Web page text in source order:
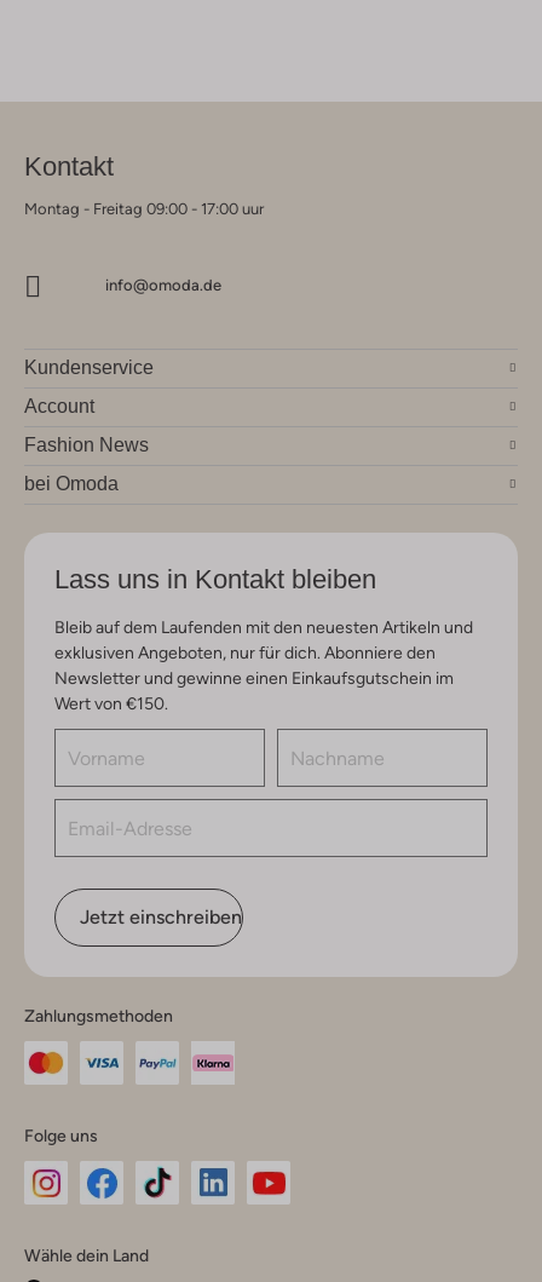
Kontakt
Montag - Freitag 09:00 - 17:00 uur
info@omoda.de
Kundenservice
Account
Fashion News
bei Omoda
Lass uns in Kontakt bleiben
Bleib auf dem Laufenden mit den neuesten Artikeln und
exklusiven Angeboten, nur für dich. Abonniere den
Newsletter und gewinne einen Einkaufsgutschein im
Wert von €150.
Jetzt einschreiben
Zahlungsmethoden
Folge uns
Instagram
Facebook
TikTok
Wähle dein Land